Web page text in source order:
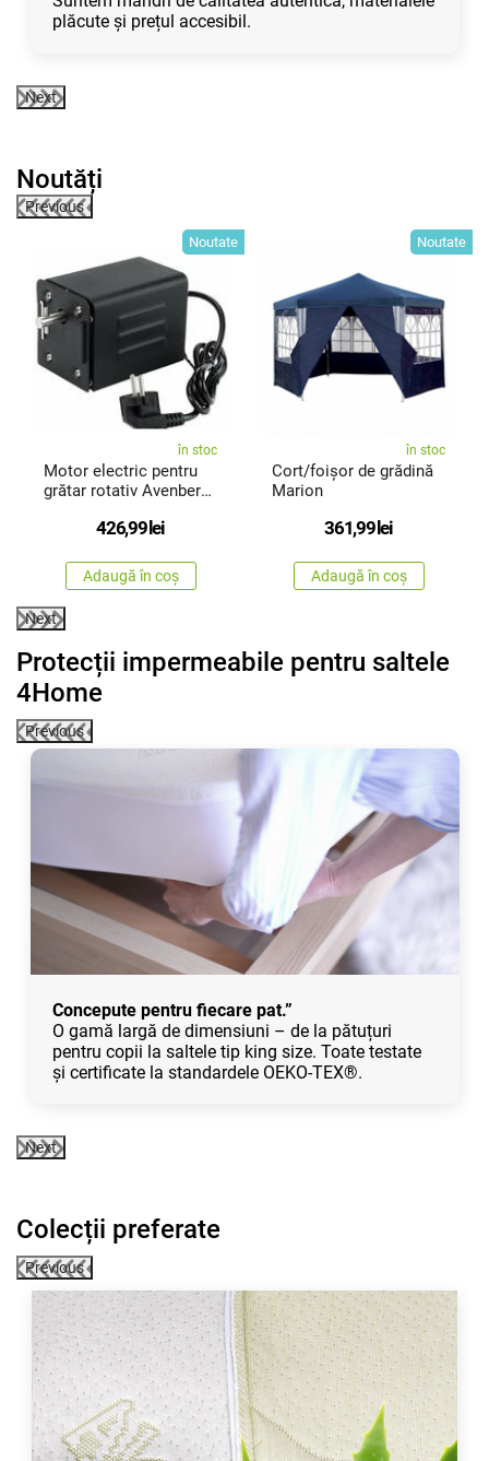
plăcute și prețul accesibil.
Next
Noutăți
Previous
Noutate
în stoc
Motor electric pentru
grătar rotativ Avenberg
426,99 lei
Adaugă în coș
Noutate
în stoc
Cort/foișor de grădină
Marion
361,99 lei
Adaugă în coș
Next
Protecții impermeabile pentru saltele
4Home
Previous
Concepute pentru fiecare pat.”
O gamă largă de dimensiuni – de la pătuțuri
pentru copii la saltele tip king size. Toate testate
și certificate la standardele OEKO-TEX®.
Next
Colecții preferate
Previous